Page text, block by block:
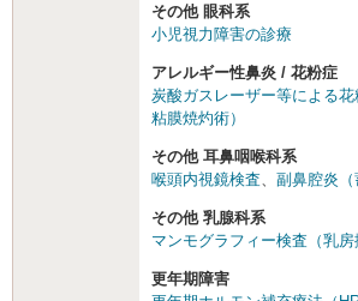
その他 眼科系
小児視力障害の診療
アレルギー性鼻炎 / 花粉症
炭酸ガスレーザー等による
粘膜焼灼術）
その他 耳鼻咽喉科系
喉頭内視鏡検査
副鼻腔炎
その他 乳腺科系
マンモグラフィー検査（乳房
更年期障害